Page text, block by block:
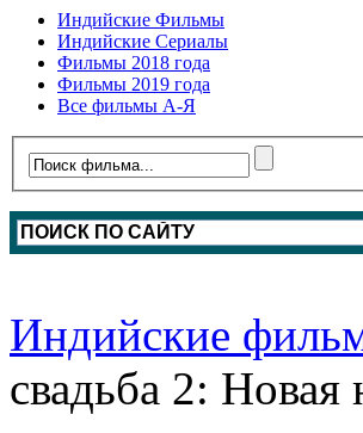
Индийские Фильмы
Индийские Сериалы
Фильмы 2018 года
Фильмы 2019 года
Все фильмы А-Я
Индийские
свадьба 2: Новая